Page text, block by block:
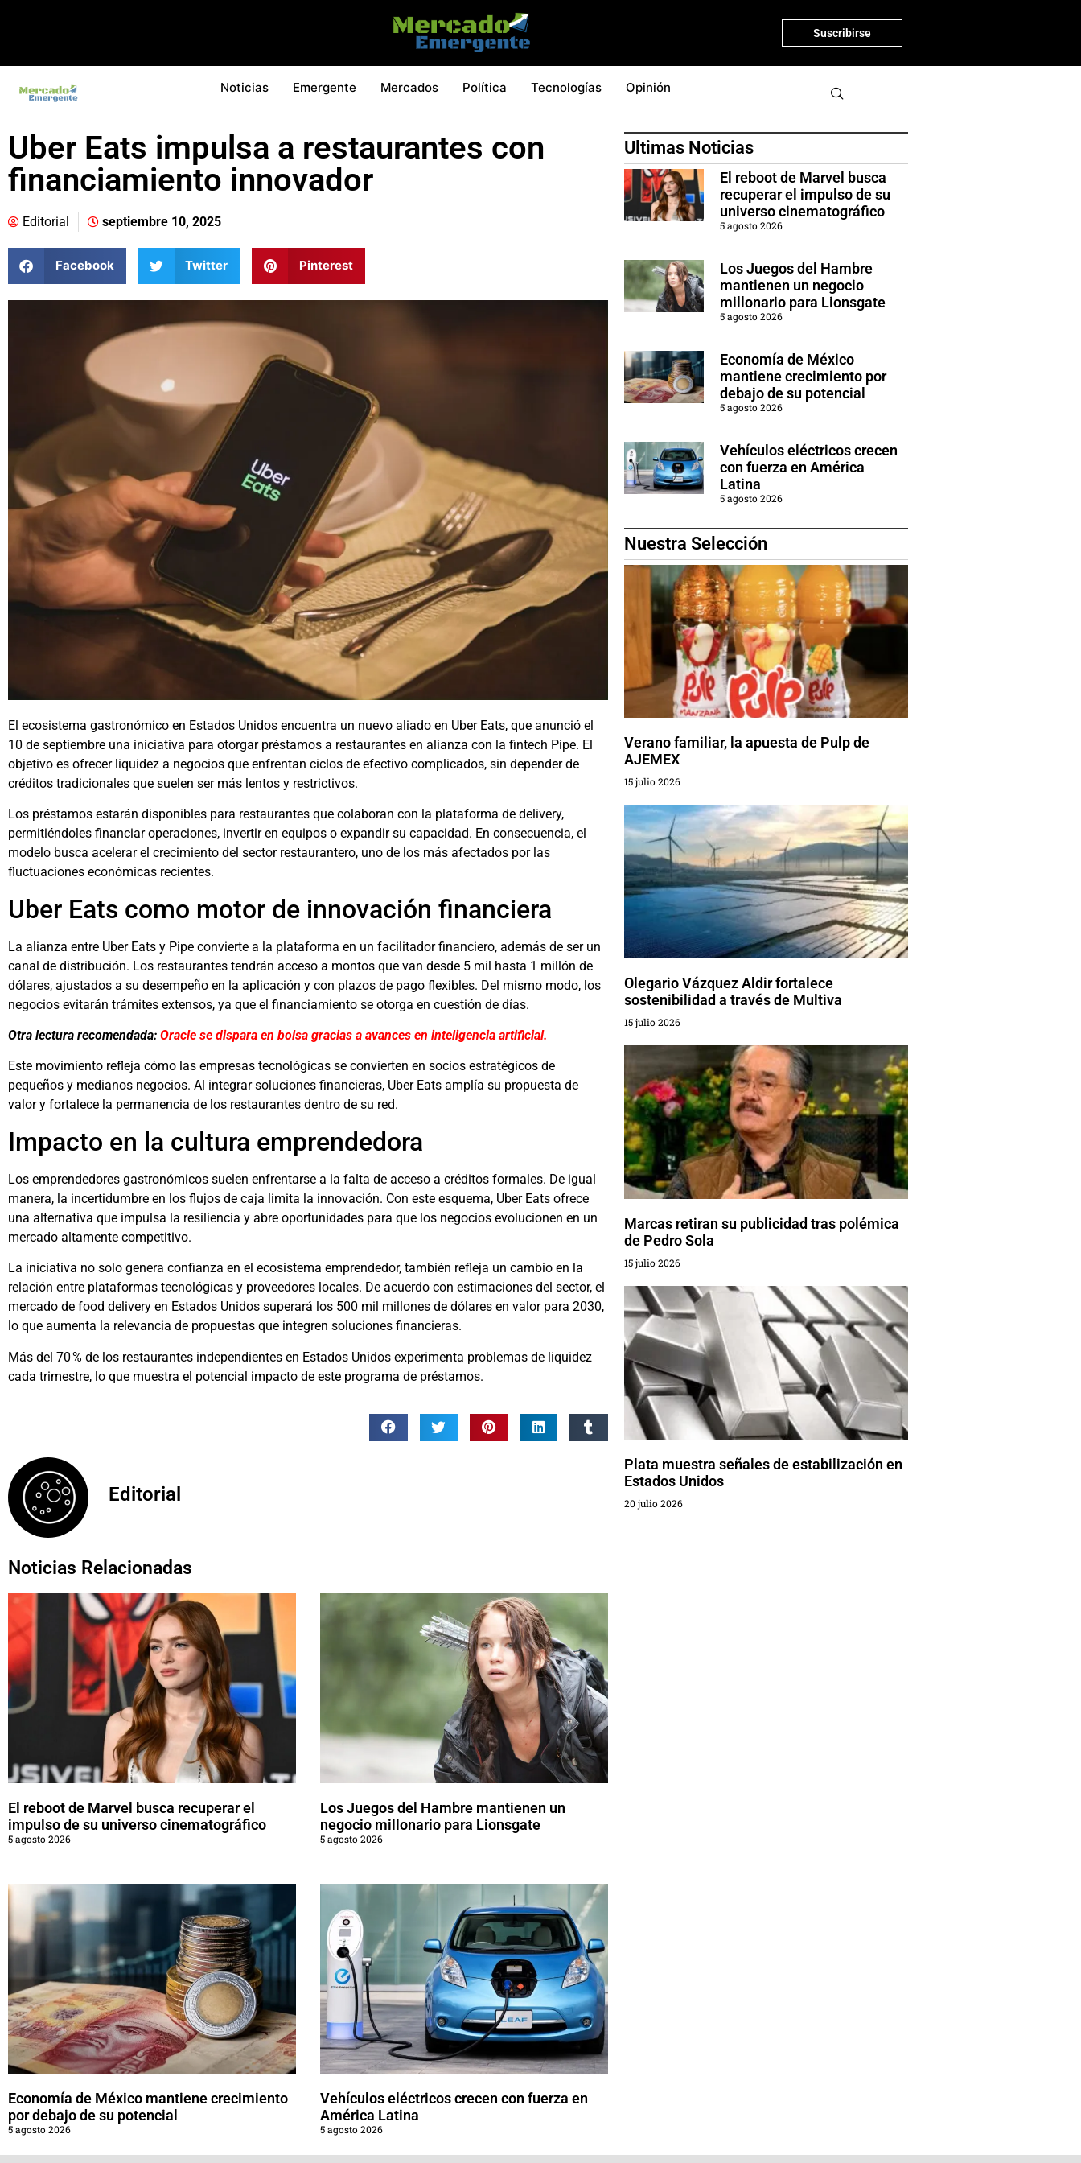
Suscribirse
Noticias Emergente Mercados Política Tecnologías Opinión
Uber Eats impulsa a restaurantes con
financiamiento innovador
Editorial septiembre 10, 2025
Facebook Twitter Pinterest
El ecosistema gastronómico en Estados Unidos encuentra un nuevo aliado en Uber Eats, que anunció el
10 de septiembre una iniciativa para otorgar préstamos a restaurantes en alianza con la fintech Pipe. El
objetivo es ofrecer liquidez a negocios que enfrentan ciclos de efectivo complicados, sin depender de
créditos tradicionales que suelen ser más lentos y restrictivos.
Los préstamos estarán disponibles para restaurantes que colaboran con la plataforma de delivery,
permitiéndoles financiar operaciones, invertir en equipos o expandir su capacidad. En consecuencia, el
modelo busca acelerar el crecimiento del sector restaurantero, uno de los más afectados por las
fluctuaciones económicas recientes.
Uber Eats como motor de innovación financiera
La alianza entre Uber Eats y Pipe convierte a la plataforma en un facilitador financiero, además de ser un
canal de distribución. Los restaurantes tendrán acceso a montos que van desde 5 mil hasta 1 millón de
dólares, ajustados a su desempeño en la aplicación y con plazos de pago flexibles. Del mismo modo, los
negocios evitarán trámites extensos, ya que el financiamiento se otorga en cuestión de días.
Otra lectura recomendada: Oracle se dispara en bolsa gracias a avances en inteligencia artificial.
Este movimiento refleja cómo las empresas tecnológicas se convierten en socios estratégicos de
pequeños y medianos negocios. Al integrar soluciones financieras, Uber Eats amplía su propuesta de
valor y fortalece la permanencia de los restaurantes dentro de su red.
Impacto en la cultura emprendedora
Los emprendedores gastronómicos suelen enfrentarse a la falta de acceso a créditos formales. De igual
manera, la incertidumbre en los flujos de caja limita la innovación. Con este esquema, Uber Eats ofrece
una alternativa que impulsa la resiliencia y abre oportunidades para que los negocios evolucionen en un
mercado altamente competitivo.
La iniciativa no solo genera confianza en el ecosistema emprendedor, también refleja un cambio en la
relación entre plataformas tecnológicas y proveedores locales. De acuerdo con estimaciones del sector, el
mercado de food delivery en Estados Unidos superará los 500 mil millones de dólares en valor para 2030,
lo que aumenta la relevancia de propuestas que integren soluciones financieras.
Más del 70 % de los restaurantes independientes en Estados Unidos experimenta problemas de liquidez
cada trimestre, lo que muestra el potencial impacto de este programa de préstamos.
Editorial
Noticias Relacionadas
El reboot de Marvel busca recuperar el
impulso de su universo cinematográfico
5 agosto 2026
Los Juegos del Hambre mantienen un
negocio millonario para Lionsgate
5 agosto 2026
Economía de México mantiene crecimiento
por debajo de su potencial
5 agosto 2026
Vehículos eléctricos crecen con fuerza en
América Latina
5 agosto 2026
Ultimas Noticias
El reboot de Marvel busca
recuperar el impulso de su
universo cinematográfico
5 agosto 2026
Los Juegos del Hambre
mantienen un negocio
millonario para Lionsgate
5 agosto 2026
Economía de México
mantiene crecimiento por
debajo de su potencial
5 agosto 2026
Vehículos eléctricos crecen
con fuerza en América
Latina
5 agosto 2026
Nuestra Selección
Verano familiar, la apuesta de Pulp de
AJEMEX
15 julio 2026
Olegario Vázquez Aldir fortalece
sostenibilidad a través de Multiva
15 julio 2026
Marcas retiran su publicidad tras polémica
de Pedro Sola
15 julio 2026
Plata muestra señales de estabilización en
Estados Unidos
20 julio 2026